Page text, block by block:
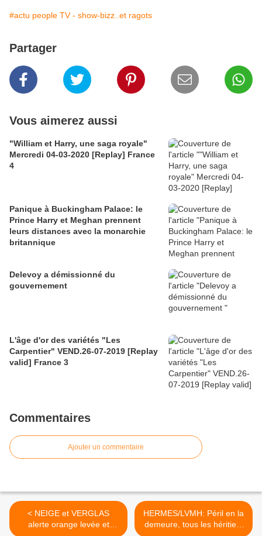
#actu people TV - show-bizz..et ragots
Partager
Vous aimerez aussi
"William et Harry, une saga royale"
Mercredi 04-03-2020 [Replay] France
4
Panique à Buckingham Palace: le
Prince Harry et Meghan prennent
leurs distances avec la monarchie
britannique
Delevoy a démissionné du
gouvernement
L'âge d'or des variétés "Les
Carpentier" VEND.26-07-2019 [Replay
valid] France 3
Commentaires
Ajouter un commentaire
< NEIGE et VERGLAS
alerte orange levée et
HERMES/LVMH: Péril en la
demeure, tous les héritiers